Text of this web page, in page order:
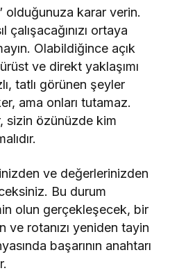
olduğunuza karar verin.
çalışacağınızı ortaya
Olabildiğince açık
ve direkt yaklaşımı
tatlı görünen şeyler
ama onları tutamaz.
sizin özünüzde kim
ve değerlerinizden
Bu durum
olun gerçekleşecek, bir
ve rotanızı yeniden tayin
başarının anahtarı